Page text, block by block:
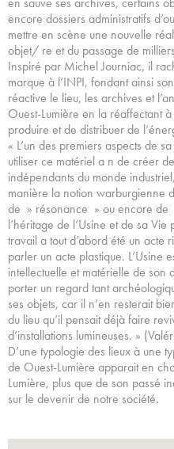
encore dossiers administratifs
mettre en scène une nouvelle
objet/ re et du passage de
Inspiré par Michel Journiac, il
marque à l’INPI, fondant ainsi
réactive le lieu, les archives et
Ouest-Lumière en la réaffectant
produire et de distribuer de
« L’un des premiers aspects de
utiliser ce matériel a n de créer
indépendants du monde
manière la notion warburgienne
de » résonance » ou encore de
l’héritage de l’Usine et de sa
travail a tout d’abord été un acte
parler un acte plastique. L’Usine
intellectuelle et matérielle de son
porter un regard tant
ses objets, car il n’en resterait
du lieu qu’il pensait déjà faire
d’installations lumineuses. »
D’une typologie des lieux à une
de Ouest-Lumière apparait en
Lumière, plus que de son passé
sur le devenir de notre société.